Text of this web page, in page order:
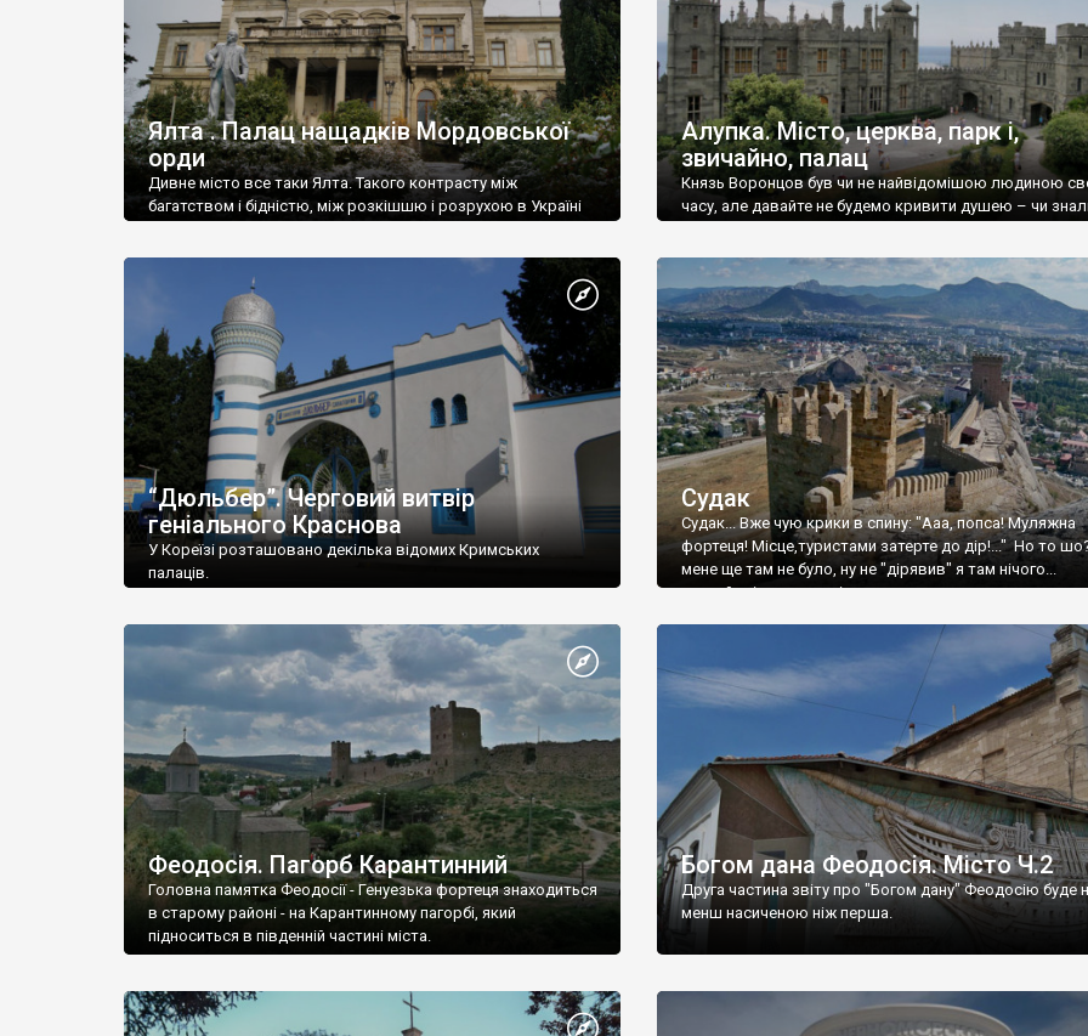
Ялта . Палац нащадків Мордовської
орди
Дивне місто все таки Ялта. Такого контрасту між
багатством і бідністю, між розкішшю і розрухою в Україні
Алупка. Місто, церква, парк і,
звичайно, палац
Князь Воронцов був чи не найвідомішою людиною
часу, але давайте не будемо кривити душею – чи
“Дюльбер”. Черговий витвір
геніального Краснова
У Кореїзі розташовано декілька відомих Кримських
палаців.
Судак
Судак... Вже чую крики в спину: "Ааа, попса! Муляжна
фортеця! Місце,туристами затерте до дір!..." Но то
мене ще там не було, ну не "дірявив" я там нічого...
принаймні до цього літа.
Феодосія. Пагорб Карантинний
Головна памятка Феодосії - Генуезька фортеця знаходиться
в старому районі - на Карантинному пагорбі, який
підноситься в південній частині міста.
Богом дана Феодосія. Місто Ч.2
Друга частина звіту про "Богом дану" Феодосію буде
менш насиченою ніж перша.